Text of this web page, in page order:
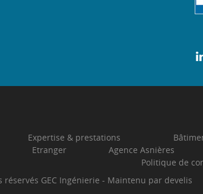
Expertise & prestations
Etranger Agence Asnières
Politique de
réservés GEC Ingénierie - Maintenu par develis